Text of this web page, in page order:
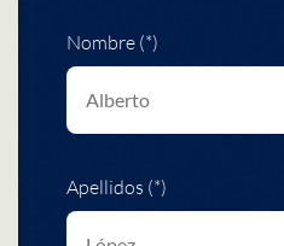
Nombre (*)
Apellidos (*)